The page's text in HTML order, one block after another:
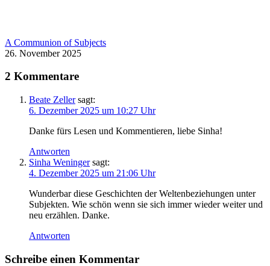
A Communion of Subjects
26. November 2025
2 Kommentare
Beate Zeller sagt:
6. Dezember 2025 um 10:27 Uhr
Danke fürs Lesen und Kommentieren, liebe Sinha!
Antworten
Sinha Weninger sagt:
4. Dezember 2025 um 21:06 Uhr
Wunderbar diese Geschichten der Weltenbeziehungen unter
Subjekten. Wie schön wenn sie sich immer wieder weiter und
neu erzählen. Danke.
Antworten
Schreibe einen Kommentar